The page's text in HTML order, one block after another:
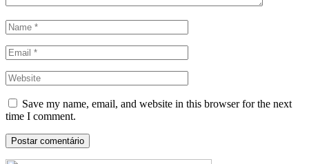
Save my name, email, and website in this browser for the next
time I comment.